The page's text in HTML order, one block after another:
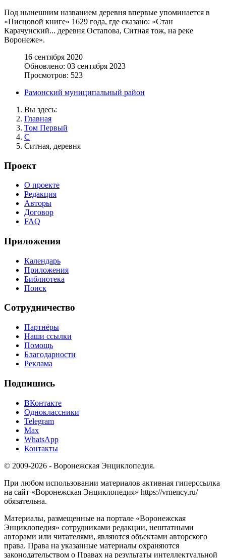
Под нынешним названием деревня впервые упоминается в
«Писцовой книге» 1629 года, где сказано: «Стан
Карачунский... деревня Остапова, Ситная тож, на реке
Воронеже».
16 сентября 2020
Обновлено: 03 сентября 2023
Просмотров: 523
Рамонский муниципальный район
Вы здесь:
Главная
Том Первый
С
Ситная, деревня
Проект
О проекте
Редакция
Авторы
Договор
FAQ
Приложения
Календарь
Приложения
Библиотека
Поиск
Сотрудничество
Партнёры
Наши ссылки
Помощь
Благодарности
Реклама
Подпишись
ВКонтакте
Одноклассники
Telegram
Max
WhatsApp
Контакты
© 2009-2026 - Воронежская Энциклопедия.
При любом использовании материалов активная гиперссылка
на сайт «Воронежская Энциклопедия» https://vrnency.ru/
обязательна.
Материалы, размещенные на портале «Воронежская
Энциклопедия» сотрудниками редакции, нештатными
авторами или читателями, являются объектами авторского
права. Права на указанные материалы охраняются
законодательством о Правах на результаты интеллектуальной